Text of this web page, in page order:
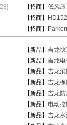
【招商】 低风压
【招商】
【招商】
【新品】 吉龙快
【新品】 吉龙电
【新品】 吉龙消
【新品】 吉龙橡
【新品】 吉龙防
【新品】 电动
【新品】 吉龙水